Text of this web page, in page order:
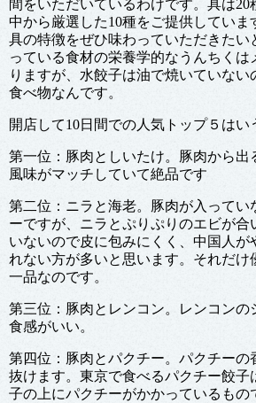
間をいただいているわけです。具は20
中から厳選した10種をご提供していま
具の特徴をぜひ味わっていただきたい
っている食材の栄養学的なうんちくは
りますが、水餃子は油で焼いていない
食べ物なんです。
開店して10日間での人気トップ５はい
第一位：豚肉としいたけ。豚肉から出
風味がマッチしていて絶品です
第二位：ニラと海老。豚肉が入ってい
ーですが、ニラとぷりぷりのエビが合
いないので皮に包みにくく、中国人が
れない方が多いと思います。それだけ
一品なのです。
第三位：豚肉とレンコン。レンコンの
食感がいい。
第四位：豚肉とパクチー。パクチーの
抜けます。東京で食べるパクチー餃子
子の上にパクチーがかかっているもの